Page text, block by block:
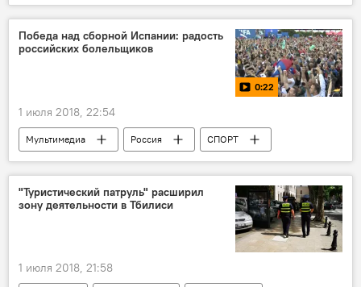
СПОРТ
Фотоленты
ФИФА-2018
Испания
ЧМ-2018 по футболу
ЧМ-2018
Футбол
Чемпионат мира по футболу
Победа над сборной Испании: радость
российских болельщиков
0:22
1 июля 2018, 22:54
Мультимедиа Россия
СПОРТ
Видео
ФИФА-2018
ЧМ-2018
Чемпионат мира по футболу
"Туристический патруль" расширил
зону деятельности в Тбилиси
1 июля 2018, 21:58